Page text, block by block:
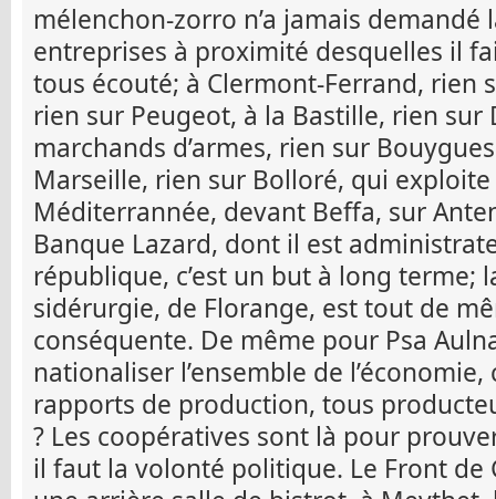
mélenchon-zorro n’a jamais
entreprises à proximité desquelles il
tous écouté; à Clermont-Ferrand, rien
rien sur Peugeot, à la Bastille, rien sur
marchands d’armes, rien sur
Marseille, rien sur Bolloré, qui
Méditerrannée, devant Beffa, sur
Banque Lazard, dont il est
république, c’est un but à long terme;
sidérurgie, de Florange, est tout de
conséquente. De même pour Psa
nationaliser l’ensemble de
rapports de production, tous
? Les coopératives sont là pour
il faut la volonté politique. Le Front de